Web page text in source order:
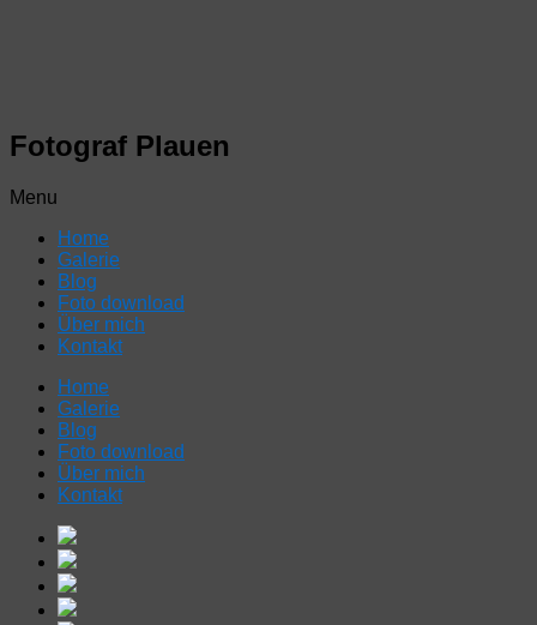
Fotograf Plauen
Menu
Home
Galerie
Blog
Foto download
Über mich
Kontakt
Home
Galerie
Blog
Foto download
Über mich
Kontakt